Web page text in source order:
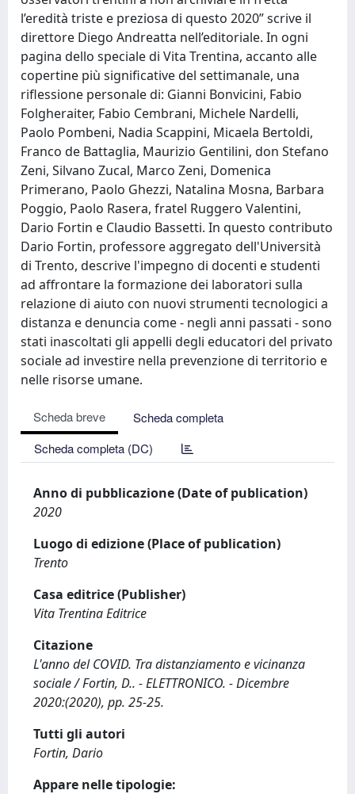
l’eredità triste e preziosa di questo 2020” scrive il
direttore Diego Andreatta nell’editoriale. In ogni
pagina dello speciale di Vita Trentina, accanto alle
copertine più significative del settimanale, una
riflessione personale di: Gianni Bonvicini, Fabio
Folgheraiter, Fabio Cembrani, Michele Nardelli,
Paolo Pombeni, Nadia Scappini, Micaela Bertoldi,
Franco de Battaglia, Maurizio Gentilini, don Stefano
Zeni, Silvano Zucal, Marco Zeni, Domenica
Primerano, Paolo Ghezzi, Natalina Mosna, Barbara
Poggio, Paolo Rasera, fratel Ruggero Valentini,
Dario Fortin e Claudio Bassetti. In questo contributo
Dario Fortin, professore aggregato dell'Università
di Trento, descrive l'impegno di docenti e studenti
ad affrontare la formazione dei laboratori sulla
relazione di aiuto con nuovi strumenti tecnologici a
distanza e denuncia come - negli anni passati - sono
stati inascoltati gli appelli degli educatori del privato
sociale ad investire nella prevenzione di territorio e
nelle risorse umane.
Scheda breve
Scheda completa
Scheda completa (DC)
Anno di pubblicazione (Date of publication)
2020
Luogo di edizione (Place of publication)
Trento
Casa editrice (Publisher)
Vita Trentina Editrice
Citazione
L'anno del COVID. Tra distanziamento e vicinanza
sociale / Fortin, D.. - ELETTRONICO. - Dicembre
2020:(2020), pp. 25-25.
Tutti gli autori
Fortin, Dario
Appare nelle tipologie: